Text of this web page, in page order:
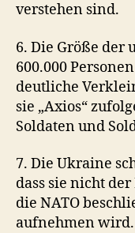
verstehen sind.
6. Die Größe
600.000
deutliche
sie „Axios“
Soldaten und
7. Die Ukraine
dass sie nicht
die NATO
aufnehmen wird.